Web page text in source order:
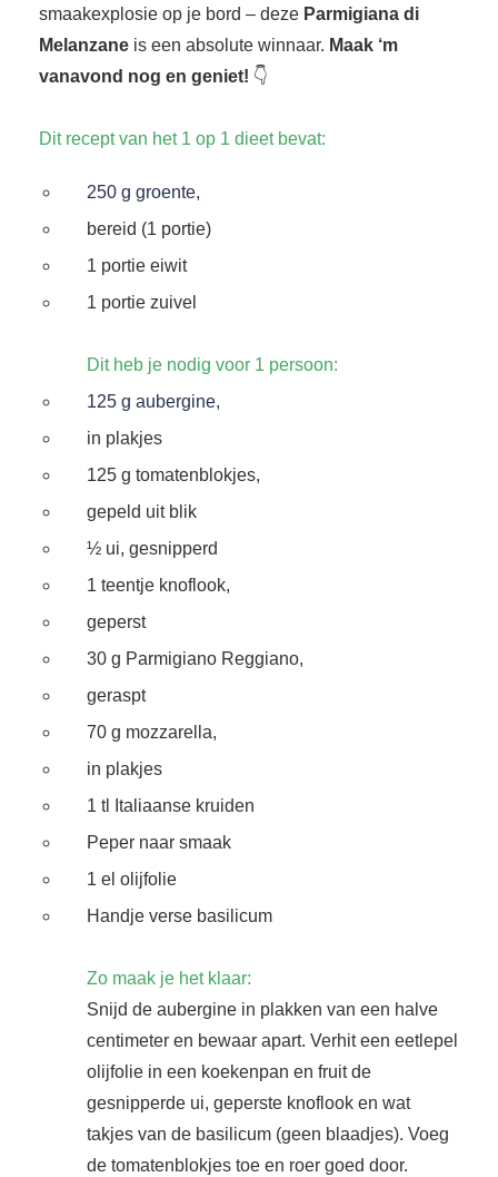
smaakexplosie op je bord – deze Parmigiana di
Melanzane is een absolute winnaar. Maak ‘m
vanavond nog en geniet! 👇
Dit recept van het 1 op 1 dieet bevat:
250 g groente,
bereid (1 portie)
1 portie eiwit
1 portie zuivel
Dit heb je nodig voor 1 persoon:
125 g aubergine,
in plakjes
125 g tomatenblokjes,
gepeld uit blik
½ ui, gesnipperd
1 teentje knoflook,
geperst
30 g Parmigiano Reggiano,
geraspt
70 g mozzarella,
in plakjes
1 tl Italiaanse kruiden
Peper naar smaak
1 el olijfolie
Handje verse basilicum
Zo maak je het klaar:
Snijd de aubergine in plakken van een halve
centimeter en bewaar apart. Verhit een eetlepel
olijfolie in een koekenpan en fruit de
gesnipperde ui, geperste knoflook en wat
takjes van de basilicum (geen blaadjes). Voeg
de tomatenblokjes toe en roer goed door.